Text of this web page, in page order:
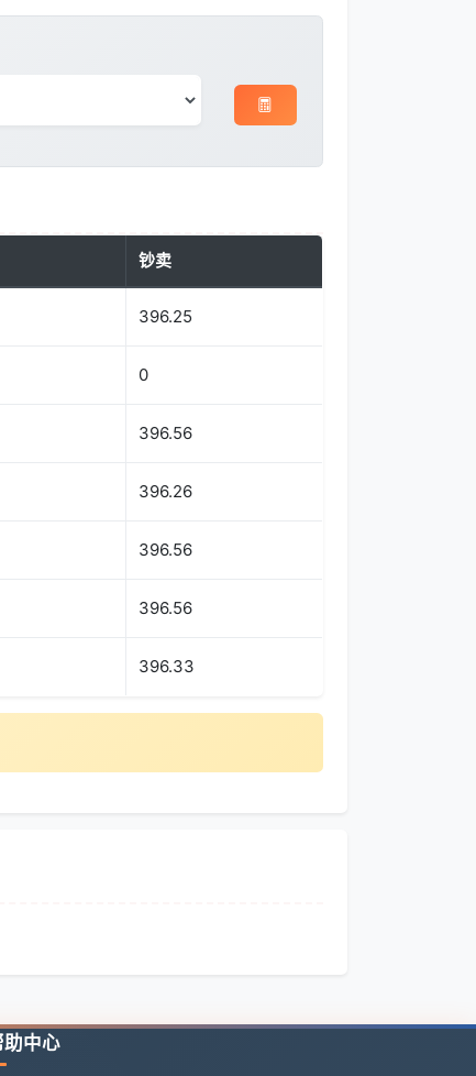
钞卖
396.25
0
396.56
396.26
396.56
396.56
396.33
助中心